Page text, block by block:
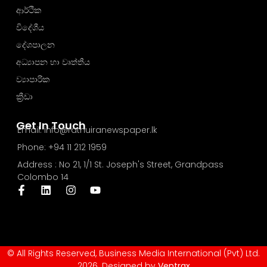
Get In Touch
Email: info@rathuiranewspaper.lk
Phone: +94 11 212 1959
Address : No 21, 1/1 St. Joseph's Street, Grandpass
Colombo 14
ආර්ථික
විදේශීය
දේශපාලන
අධ්‍යාපන හා වෘත්තීය
ව්‍යාපාරික
ක්‍රීඩා
© All Rights Reserved, Business Media International (Pvt) Ltd.